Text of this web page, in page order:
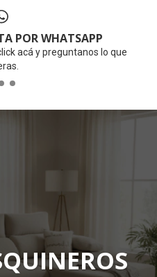
POR WHATSAPP
acá y preguntanos lo que